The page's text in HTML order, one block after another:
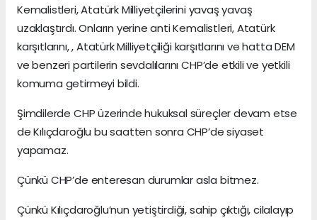
Kemalistleri, Atatürk Milliyetçilerini yavaş yavaş
uzaklaştırdı. Onların yerine anti Kemalistleri, Atatürk
karşıtlarını, , Atatürk Milliyetçiliği karşıtlarını ve hatta DEM
ve benzeri partilerin sevdalılarını CHP’de etkili ve yetkili
komuma getirmeyi bildi.
Şimdilerde CHP üzerinde hukuksal süreçler devam etse
de Kılıçdaroğlu bu saatten sonra CHP’de siyaset
yapamaz.
Çünkü CHP’de enteresan durumlar asla bitmez.
Çünkü Kılıçdaroğlu’nun yetiştirdiği, sahip çıktığı, cilalayıp